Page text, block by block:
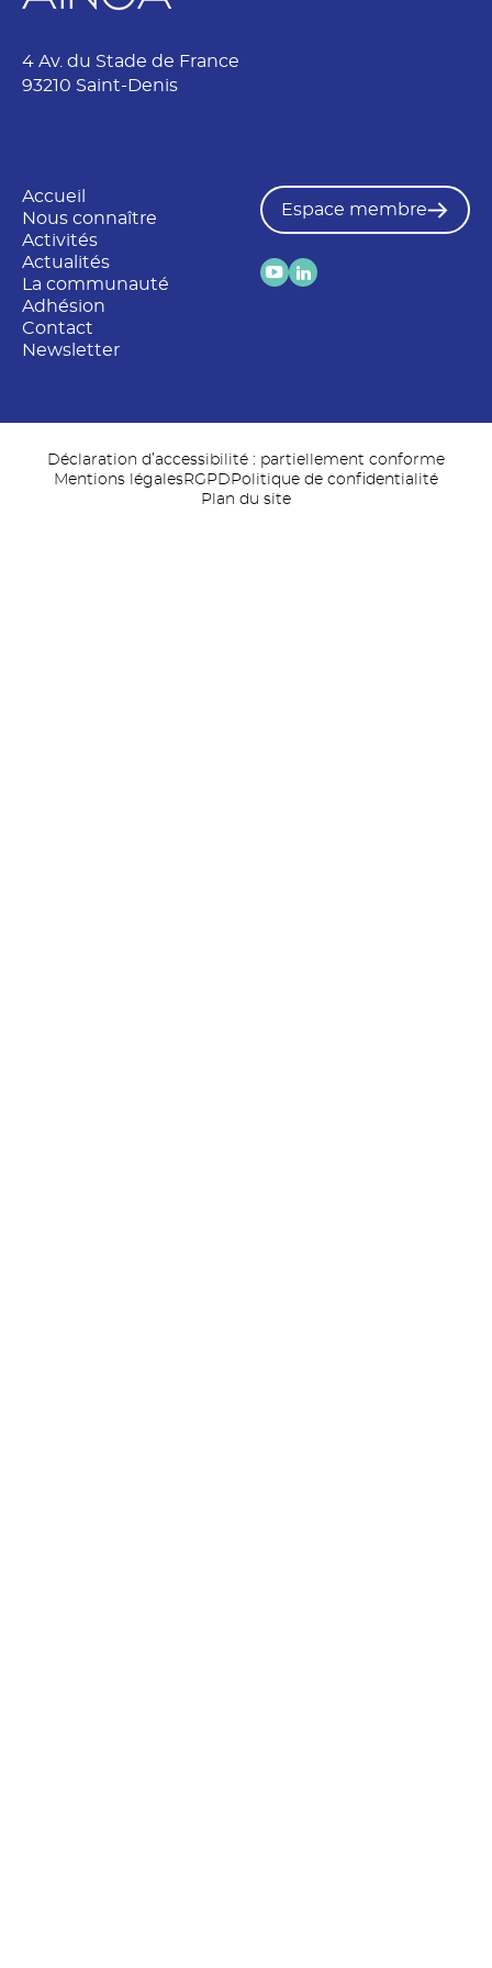
4 Av. du Stade de France
93210 Saint-Denis
Accueil
Nous connaître
Activités
Actualités
La communauté
Adhésion
Contact
Newsletter
Espace membre
Déclaration d’accessibilité : partiellement conforme
Mentions légalesRGPD Politique de confidentialité
Plan du site